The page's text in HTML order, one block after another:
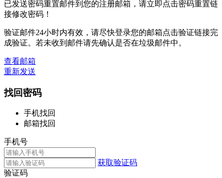
已发送密码重置邮件到您的注册邮箱，请立即点击密码重置链
接修改密码！
验证邮件24小时内有效，请尽快登录您的邮箱点击验证链接完
成验证。若未收到邮件请先确认是否在垃圾邮件中。
查看邮箱
重新发送
找回密码
手机找回
邮箱找回
手机号
获取验证码
验证码